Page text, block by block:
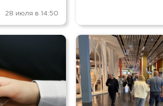
28 июля в 14:50